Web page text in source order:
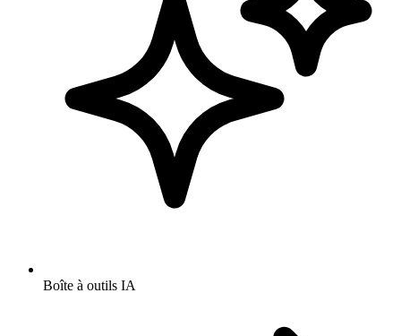
Boîte à outils IA